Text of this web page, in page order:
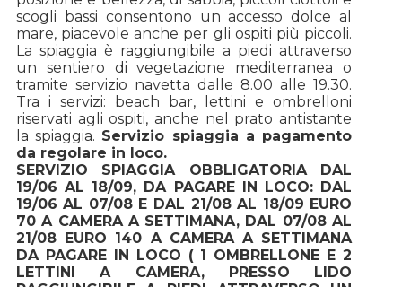
scogli bassi consentono un accesso dolce al
mare, piacevole anche per gli ospiti più piccoli.
La spiaggia è raggiungibile a piedi attraverso
un sentiero di vegetazione mediterranea o
tramite servizio navetta dalle 8.00 alle 19.30.
Tra i servizi: beach bar, lettini e ombrelloni
riservati agli ospiti, anche nel prato antistante
la spiaggia. Servizio spiaggia a pagamento
da regolare in loco.
SERVIZIO SPIAGGIA OBBLIGATORIA DAL
19/06 AL 18/09, DA PAGARE IN LOCO: DAL
19/06 AL 07/08 E DAL 21/08 AL 18/09 EURO
70 A CAMERA A SETTIMANA, DAL 07/08 AL
21/08 EURO 140 A CAMERA A SETTIMANA
DA PAGARE IN LOCO ( 1 OMBRELLONE E 2
LETTINI A CAMERA, PRESSO LIDO